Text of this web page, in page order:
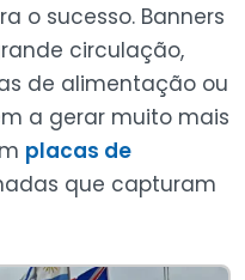
o sucesso. Banners
circulação,
de alimentação ou
a gerar muito mais
placas de
que capturam